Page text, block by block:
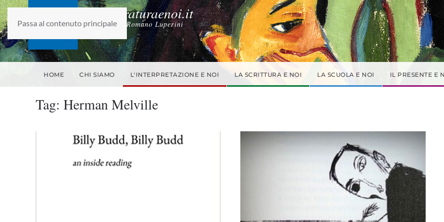
Passa al contenuto principale
laletteraturaenoi.it
fondato da Romano Luperini
HOME CHI SIAMO L'INTERPRETAZIONE E NOI LA SCRITTURA E NOI LA SCUOLA E NOI IL PRESENTE E
Tag: Herman Melville